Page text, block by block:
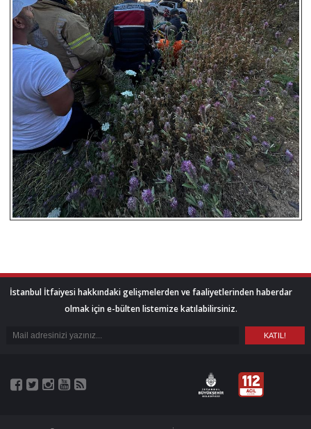
İstanbul İtfaiyesi hakkındaki gelişmelerden ve faaliyetlerinden haberdar
olmak için e-bülten listemize katılabilirsiniz.